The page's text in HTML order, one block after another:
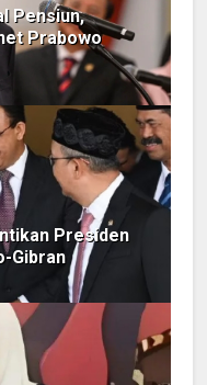
Pensiun,
Prabowo
Presiden
Gibran